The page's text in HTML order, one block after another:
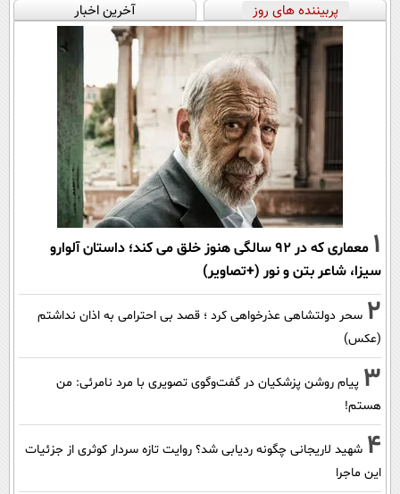
پربیننده های روز آخرین اخبار
1
معماری که در 92 سالگی هنوز خلق می کند؛ داستان آلوارو
سیزا، شاعر بتن و نور (+تصاویر)
2 سحر دولتشاهی عذرخواهی کرد ؛ قصد بی احترامی به اذان نداشتم
(عکس)
3 پیام روشن پزشکیان در گفت‌و‌گوی تصویری با مرد نامرئی: من
هستم!
4 شهید لاریجانی چگونه ردیابی شد؟ روایت تازه سردار کوثری از جزئیات
این ماجرا